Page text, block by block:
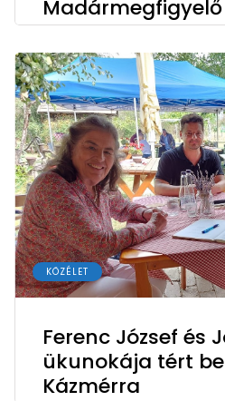
KÖZÉLET
Ferenc József és
ükunokája tért
Kázmérra